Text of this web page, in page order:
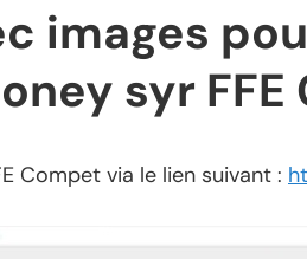
images
syr
Compet via le lien suivant :